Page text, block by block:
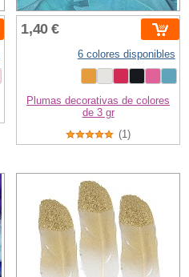
1,40 €
6 colores disponibles
Plumas decorativas de colores
de 3 gr
(1)